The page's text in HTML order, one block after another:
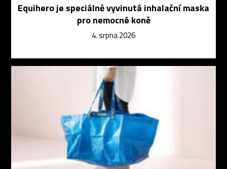
Equihero je speciálně vyvinutá inhalační maska
pro nemocné koně
4. srpna 2026